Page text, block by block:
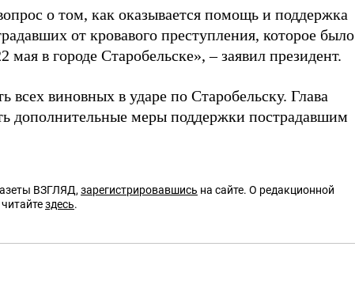
о том, как оказывается помощь и поддержка
от кровавого преступления, которое было
в городе Старобельске», – заявил президент.
всех виновных в ударе по Старобельску. Глава
дополнительные меры поддержки пострадавшим
ВЗГЛЯД, зарегистрировавшись на сайте. О редакционной
здесь.